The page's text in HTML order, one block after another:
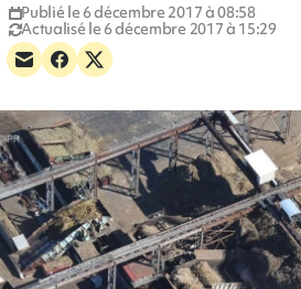
Publié le 6 décembre 2017 à 08:58
Actualisé le 6 décembre 2017 à 15:29